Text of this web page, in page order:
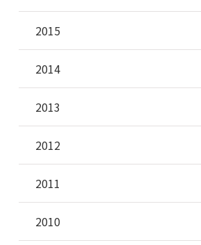
2015
2014
2013
2012
2011
2010